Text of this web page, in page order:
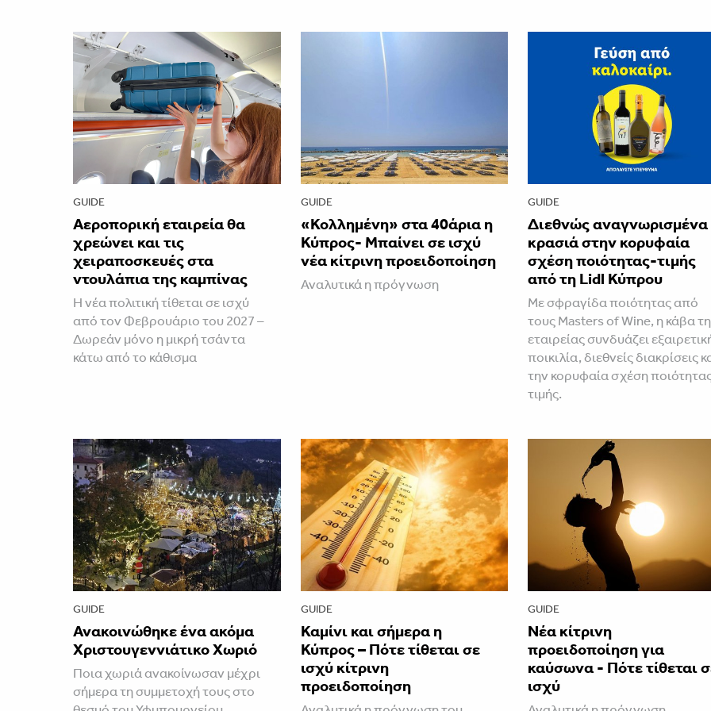
GUIDE
Αεροπορική εταιρεία θα
χρεώνει και τις
χειραποσκευές στα
ντουλάπια της καμπίνας
Η νέα πολιτική τίθεται σε ισχύ
από τον Φεβρουάριο του 2027 –
Δωρεάν μόνο η μικρή τσάντα
κάτω από το κάθισμα
GUIDE
«Κολλημένη» στα 40άρια η
Κύπρος- Μπαίνει σε ισχύ
νέα κίτρινη προειδοποίηση
Αναλυτικά η πρόγνωση
GUIDE
Διεθνώς αναγνωρισμένα
κρασιά στην κορυφαία
σχέση ποιότητας-τιμής
από τη Lidl Κύπρου
Με σφραγίδα ποιότητας από
τους Masters of Wine, η κάβα
εταιρείας συνδυάζει
ποικιλία, διεθνείς διακρίσεις
την κορυφαία σχέση
τιμής.
GUIDE
Ανακοινώθηκε ένα ακόμα
Χριστουγεννιάτικο Χωριό
Ποια χωριά ανακοίνωσαν μέχρι
σήμερα τη συμμετοχή τους στο
GUIDE
Καμίνι και σήμερα η
Κύπρος – Πότε τίθεται σε
ισχύ κίτρινη
προειδοποίηση
GUIDE
Νέα κίτρινη
προειδοποίηση για
καύσωνα - Πότε τίθεται
ισχύ